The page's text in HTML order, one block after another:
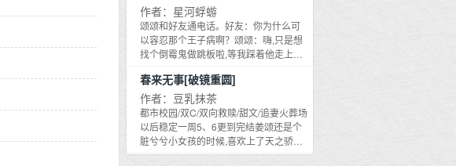
心腹诽：哼,狗男人！最终白羽还是败下
阵来,将对方拥入怀里：是我错了,你别见
那些人好不好？叶聆眉眼弯弯,贝齿轻
启：那你说,眼前人是什么人？白羽语气
温润,一字一句郑重开口,眼前人是心上
人。#纵然沧海桑田变化,我此生唯倾心
你一人#调皮公主隐忍护卫#忠犬侍卫偏
宠小公主##花式追妻指南#----------------
预收-------------《退婚后我成了将军的掌
中娇》「聪颖过人的戏精娇软小姑娘傲
娇冷酷的坦诚将军大魔王」郑家姑娘郑
定地牵着彼此的手不离不弃？我们终其
一生，都不过是在追问如何去爱。
后两句，但谁也没放在心里。诗意已太
震撼，盗圣为了培育天下第一。竟盗尽
刀、剑、笑三人武学精华，融会贯通，
出了新一代霸主刀锋冷。十年大成，八
年前已下山锋芒毕露的刀锋冷，被封了
刀剑笑外号，揉合刀剑掌腿，尽在刀
锋。
樱去过的世界里原本对她怀有莫大恶意
的人,都为她神魂颠倒,渴求一生,都无法再
靠近她一步。——世界一：豪门替身养
女养女只是养女而已,无论她做什么事,付
牲品！但为什么,亲手将养女推开之后,他
们所拥有的一切都蒸发,而他们无论再怎
么后悔渴求,也无法再得到对方的回应。
世界二：全网黑女明星女明星就应该大
方,宽容,温柔地原谅一切,做不到？你不光
不配当明星,甚至连人都不配当！可曾经
作者：星河蜉蝣
颂颂和好友通电话。好友：你为什么可
以容忍那个王子病啊？颂颂：嗨,只是想
找个倒霉鬼做跳板啦,等我踩着他走上事
星牧站在门口,冷着脸看她。颂颂慌乱挂
断电话：……宝贝。宝贝吗？祁星牧漠
然,不是倒霉鬼？【元气美少女臭屁小学
鸡】阅读指南：1.沙雕甜。2.无原型,请
勿代入。————————————预
收文《致缪斯》：吸血鬼题材漫画《月
春来无事[破镜重圆]
作者：豆乳抹茶
都市校园/双C/双向救赎/甜文/追妻火葬场
以后稳定一周5、6更到完结姜颂还是个
脏兮兮小女孩的时候,喜欢上了天之骄子
盛砚川。他矜贵却又温柔,说她不是个没